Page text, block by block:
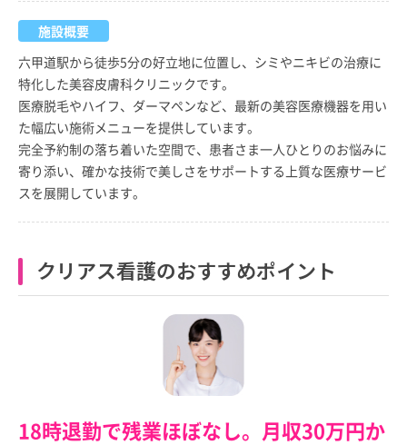
施設概要
六甲道駅から徒歩5分の好立地に位置し、シミやニキビの治療に
特化した美容皮膚科クリニックです。
医療脱毛やハイフ、ダーマペンなど、最新の美容医療機器を用い
た幅広い施術メニューを提供しています。
完全予約制の落ち着いた空間で、患者さま一人ひとりのお悩みに
寄り添い、確かな技術で美しさをサポートする上質な医療サービ
スを展開しています。
クリアス看護のおすすめポイント
18時退勤で残業ほぼなし。月収30万円か